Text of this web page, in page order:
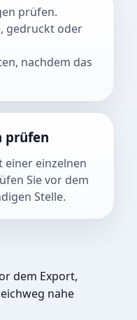
prüfen.
gedruckt oder
nachdem das
prüfen
einer einzelnen
Sie vor dem
Stelle.
dem Export,
nahe